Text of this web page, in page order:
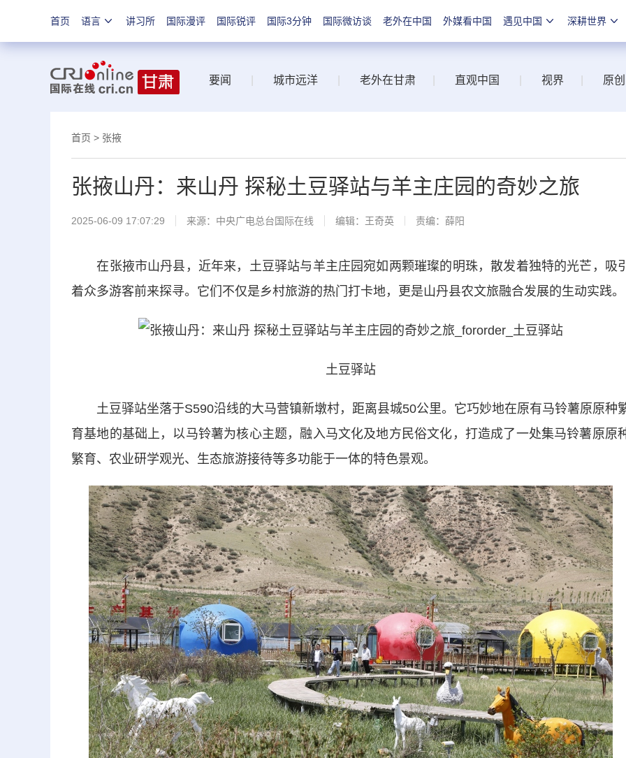
首页 语言 讲习所 国际漫评 国际锐评 国际3分钟 国际微访谈 老外在中国 外媒看中国 遇见中国 深耕世界
要闻 城市远洋 老外在甘肃 直观中国 视界 原创
首页 > 张掖
张掖山丹：来山丹 探秘土豆驿站与羊主庄园的奇妙之旅
2025-06-09 17:07:29 来源：中央广电总台国际在线 编辑：王奇英 责编：薛阳
在张掖市山丹县，近年来，土豆驿站与羊主庄园宛如两颗璀璨的明珠，散发着独特的光芒，吸引
着众多游客前来探寻。它们不仅是乡村旅游的热门打卡地，更是山丹县农文旅融合发展的生动实践。
土豆驿站
土豆驿站坐落于S590沿线的大马营镇新墩村，距离县城50公里。它巧妙地在原有马铃薯原原种
育基地的基础上，以马铃薯为核心主题，融入马文化及地方民俗文化，打造成了一处集马铃薯原原
繁育、农业研学观光、生态旅游接待等多功能于一体的特色景观。